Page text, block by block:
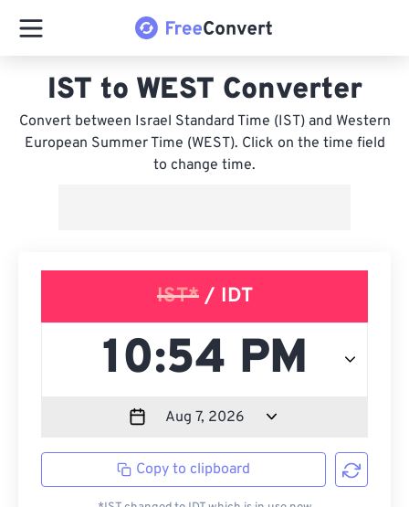
IST to WEST Converter
Convert between Israel Standard Time (IST) and Western
European Summer Time (WEST). Click on the time field
to change time.
IST*/ IDT
Copy to clipboard